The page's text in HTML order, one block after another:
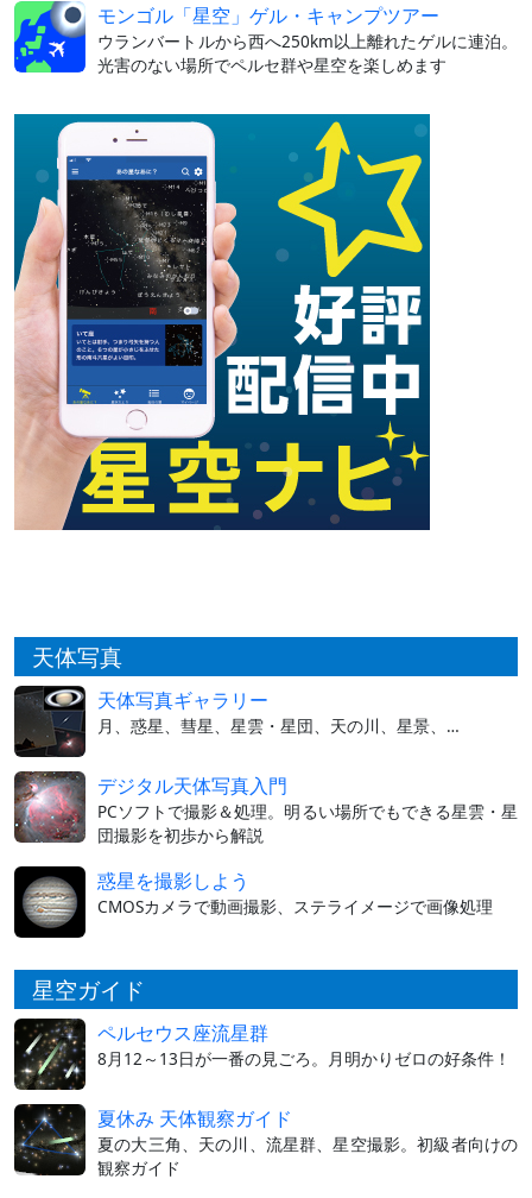
モンゴル「星空」ゲル・キャンプツアー
ウランバートルから西へ250km以上離れたゲルに連泊。
光害のない場所でペルセ群や星空を楽しめます
天体写真
天体写真ギャラリー
月、惑星、彗星、星雲・星団、天の川、星景、…
デジタル天体写真入門
PCソフトで撮影＆処理。明るい場所でもできる星雲・星
団撮影を初歩から解説
惑星を撮影しよう
CMOSカメラで動画撮影、ステライメージで画像処理
星空ガイド
ペルセウス座流星群
8月12～13日が一番の見ごろ。月明かりゼロの好条件！
夏休み 天体観察ガイド
夏の大三角、天の川、流星群、星空撮影。初級者向けの
観察ガイド